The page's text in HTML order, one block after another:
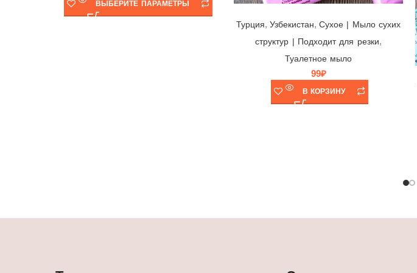
ВЫБЕРИТЕ ПАРАМЕТРЫ
Турция, Узбекистан, Cухое | Мыло сухих
структур | Подходит для резки,
Туалетное мыло
99₽
В КОРЗИНУ